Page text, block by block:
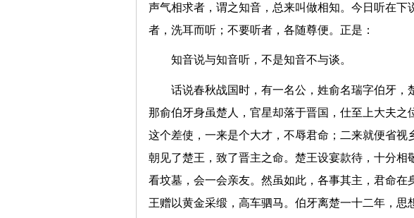
声气相求者，谓之知音，总来叫做相知。今日听在
者，洗耳而听；不要听者，各随尊便。正是：
知音说与知音听，不是知音不与谈。
话说春秋战国时，有一名公，姓俞名瑞字伯牙，
那俞伯牙身虽楚人，官星却落于晋国，仕至上大夫
这个差使，一来是个大才，不辱君命；二来就便省视
朝见了楚王，致了晋主之命。楚王设宴款待，十分
看坟墓，会一会亲友。然虽如此，各事其主，君命
王赠以黄金采缎，高车驷马。伯牙离楚一十二年，思